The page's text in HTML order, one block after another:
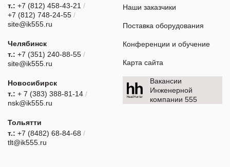
т.: +7 (812) 458-43-21 /
+7 (812) 748-24-55 /
site@ik555.ru
Челябинск
т.: +7 (351) 240-88-55 /
site@ik555.ru
Новосибирск
т.: + 7 (383) 388-81-14 /
nsk@ik555.ru
Тольятти
т.: +7 (8482) 68-84-68 /
tlt@ik555.ru
Наши заказчики
Поставка оборудования
Конференции и обучение
Карта сайта
Вакансии
Инженерной
компании 555